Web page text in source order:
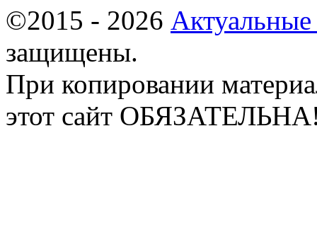
©2015 - 2026
защищены.
При копировании
этот сайт